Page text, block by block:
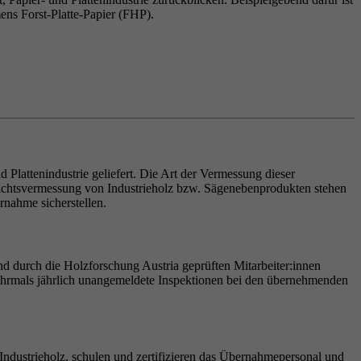
Forst-Platte-Papier (FHP).
geliefert. Die Art der Vermessung dieser
von Industrieholz bzw. Sägenebenprodukten stehen
sicherstellen.
durch die Holzforschung Austria geprüften Mitarbeiter:innen
jährlich unangemeldete Inspektionen bei den übernehmenden
schulen und zertifizieren das Übernahmepersonal und